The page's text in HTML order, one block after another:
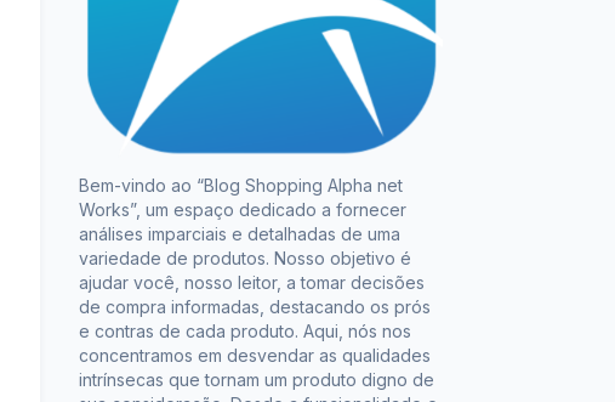
Bem-vindo ao “Blog Shopping Alpha net
Works”, um espaço dedicado a fornecer
análises imparciais e detalhadas de uma
variedade de produtos. Nosso objetivo é
ajudar você, nosso leitor, a tomar decisões
de compra informadas, destacando os prós
e contras de cada produto. Aqui, nós nos
concentramos em desvendar as qualidades
intrínsecas que tornam um produto digno de